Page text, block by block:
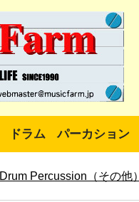
ドラム パーカション
Drum Percussion（その他）